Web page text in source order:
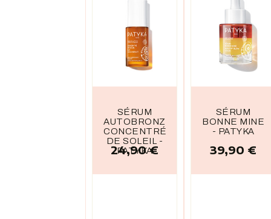
SÉRUM
AUTOBRONZANT
CONCENTRÉ
DE SOLEIL -
PATYKA
Prix
24,90 €
SÉRUM
BONNE MINE
- PATYKA
Prix
39,90 €